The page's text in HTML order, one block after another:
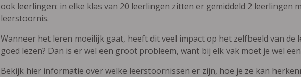
ook leerlingen: in elke klas van 20 leerlingen zitten er gemiddeld 2 leerlingen
leerstoornis.
Wanneer het leren moeilijk gaat, heeft dit veel impact op het zelfbeeld van de
goed lezen? Dan is er wel een groot probleem, want bij elk vak moet je wel
Bekijk hier informatie over welke leerstoornissen er zijn, hoe je ze kan